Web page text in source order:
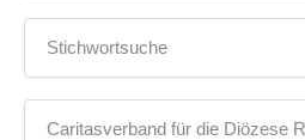
Stichwortsuche